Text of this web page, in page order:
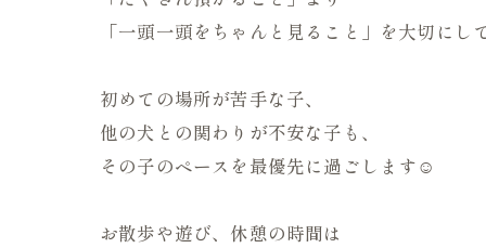
「一頭一頭をちゃんと見ること」を大切にし
初めての場所が苦手な子、
他の犬との関わりが不安な子も、
その子のペースを最優先に過ごします☺️
お散歩や遊び、休憩の時間は